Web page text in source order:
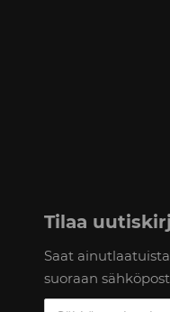
Tilaa
Saat
suoraan